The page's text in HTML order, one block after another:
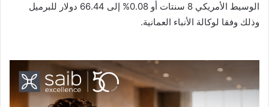
الوسيط الأمريكي 8 سنتات أو 0.08% إلى 66.44 دولار للبرميل
وذلك وفقا لوكالة الأنباء العمانية.